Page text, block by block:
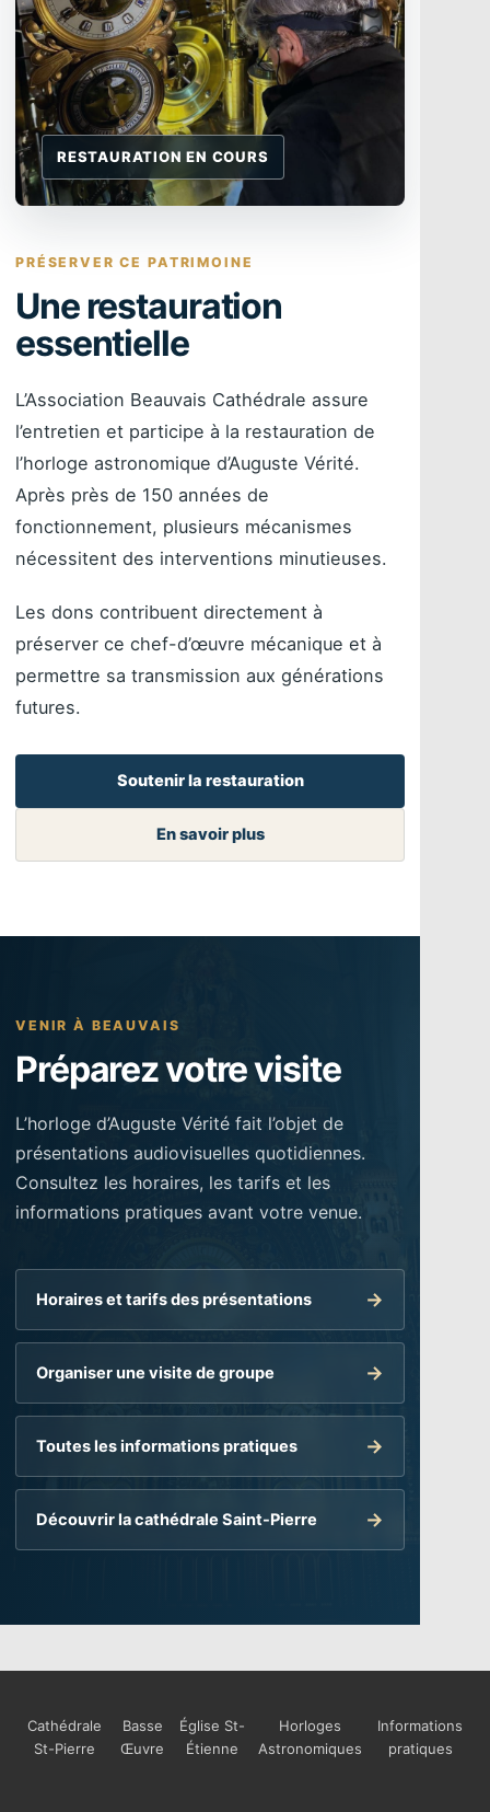
PRÉSERVER CE PATRIMOINE
Une restauration
essentielle
L’Association Beauvais Cathédrale assure
l’entretien et participe à la restauration de
l’horloge astronomique d’Auguste Vérité.
Après près de 150 années de
fonctionnement, plusieurs mécanismes
nécessitent des interventions minutieuses.
Les dons contribuent directement à
préserver ce chef-d’œuvre mécanique et à
permettre sa transmission aux générations
futures.
Soutenir la restauration
En savoir plus
VENIR À BEAUVAIS
Préparez votre visite
L’horloge d’Auguste Vérité fait l’objet de
présentations audiovisuelles quotidiennes.
Consultez les horaires, les tarifs et les
informations pratiques avant votre venue.
Horaires et tarifs des présentations
Organiser une visite de groupe
Toutes les informations pratiques
Découvrir la cathédrale Saint-Pierre
Cathédrale
St-Pierre
Basse
Œuvre
Église St-
Étienne
Horloges
Astronomiques
Informations
pratiques